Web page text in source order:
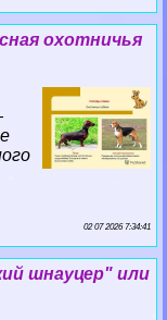
охотничья
02 07 2026 7:34:41
шнауцер" или